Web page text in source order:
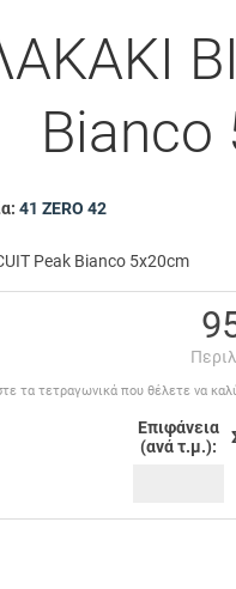
Bianco
41 ZERO 42
Peak Bianco 5x20cm
τα τετραγωνικά που θέλετε να
Επιφάνεια
(ανά τ.μ.):